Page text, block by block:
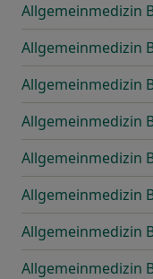
Allgemeinmedizin
Allgemeinmedizin
Allgemeinmedizin
Allgemeinmedizin
Allgemeinmedizin
Allgemeinmedizin
Allgemeinmedizin
Allgemeinmedizin